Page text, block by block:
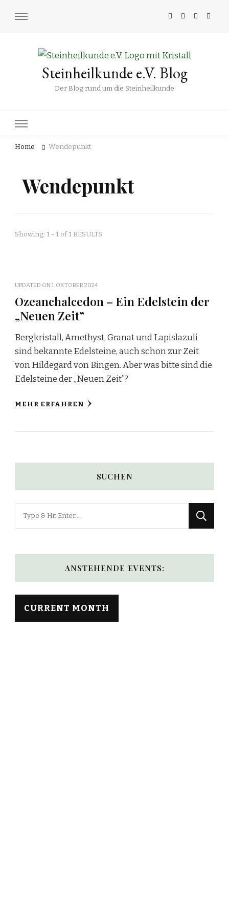
Steinheilkunde e.V. Blog
Der Blog rund um die Steinheilkunde
Home Wendepunkt
Wendepunkt
Showing: 1 - 1 of 1 RESULTS
UPDATED ON1. OKTOBER 2024
Ozeanchalcedon – Ein Edelstein der
„Neuen Zeit”
Bergkristall, Amethyst, Granat und Lapislazuli
sind bekannte Edelsteine, auch schon zur Zeit
von Hildegard von Bingen. Aber was bitte sind die
Edelsteine der „Neuen Zeit”?
MEHR ERFAHREN
SUCHEN
ANSTEHENDE EVENTS:
CURRENT MONTH